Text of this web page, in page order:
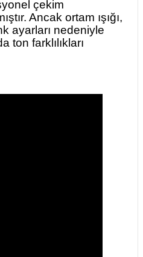
çekim
Ancak ortam ışığı,
ayarları nedeniyle
ton farklılıkları